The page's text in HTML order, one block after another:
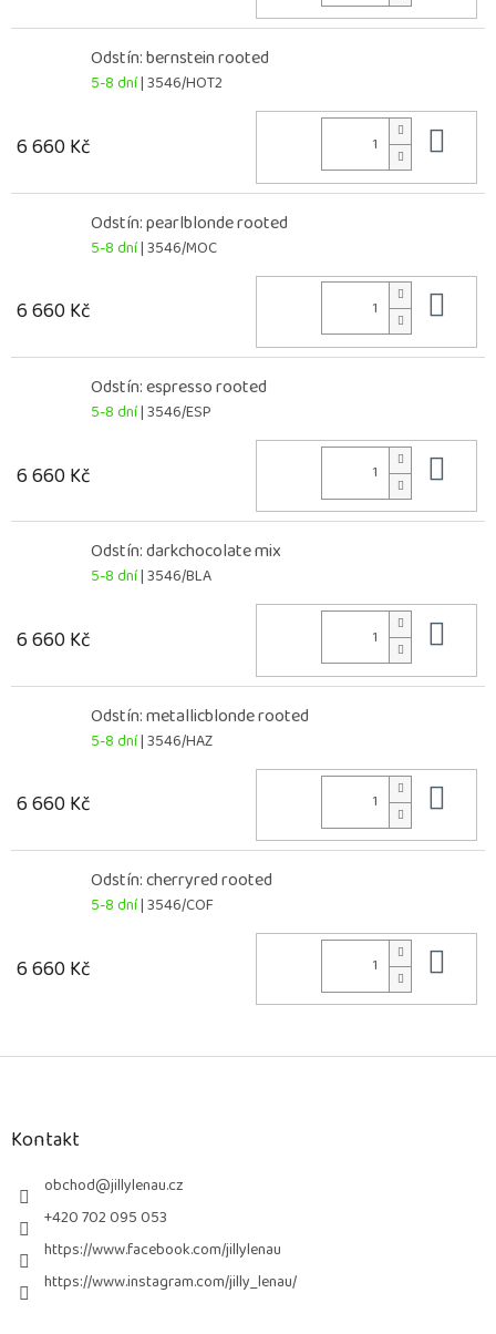
Odstín: bernstein rooted
5-8 dní| 3546/HOT2
6 660 Kč
Odstín: pearlblonde rooted
5-8 dní| 3546/MOC
6 660 Kč
Odstín: espresso rooted
5-8 dní| 3546/ESP
6 660 Kč
Odstín: darkchocolate mix
5-8 dní| 3546/BLA
6 660 Kč
Odstín: metallicblonde rooted
5-8 dní| 3546/HAZ
6 660 Kč
Odstín: cherryred rooted
5-8 dní| 3546/COF
6 660 Kč
Z
Kontakt
obchod@jillylenau.cz
+420 702 095 053
https://www.facebook.com/jillylenau
https://www.instagram.com/jilly_lenau/